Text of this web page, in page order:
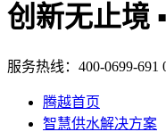
创新无止境
服务热线： 400-0699-691
腾越首页
智慧供水解决方案